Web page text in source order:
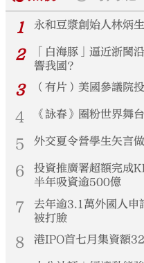
1
永和豆漿創始人林炳
2
「白海豚」逼近浙
響我國？
3 （有片）美國參議院
4 《詠春》圈粉世界
5 外交夏令營學生矢言
6
投資推廣署超額完成
半年吸資逾500億
7
去年逾3.1萬外國人
被打臉
8 港IPO首七月集資額